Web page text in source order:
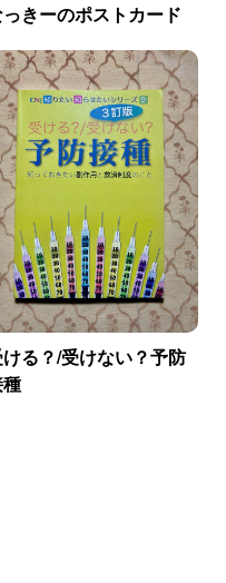
きーのポストカード
る？/受けない？予防